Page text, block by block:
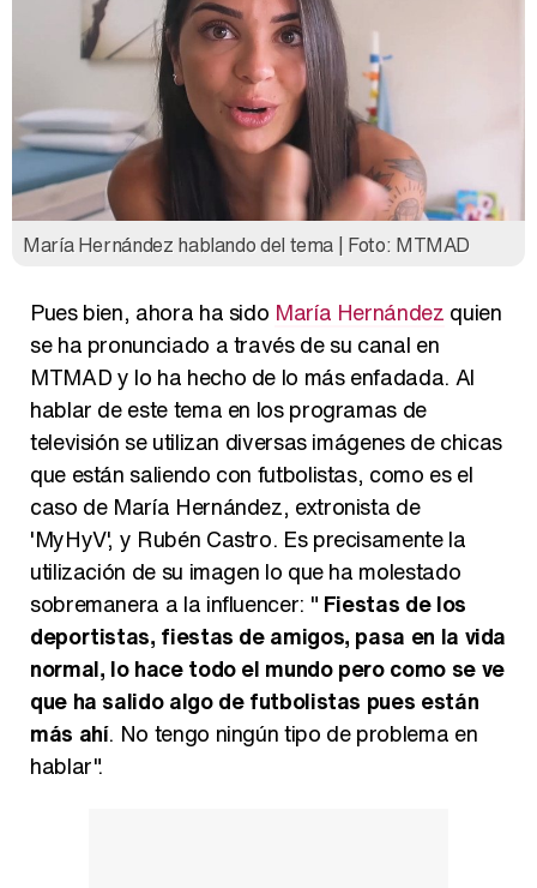
María Hernández hablando del tema | Foto: MTMAD
Pues bien, ahora ha sido María Hernández quien
se ha pronunciado a través de su canal en
MTMAD y lo ha hecho de lo más enfadada. Al
hablar de este tema en los programas de
televisión se utilizan diversas imágenes de chicas
que están saliendo con futbolistas, como es el
caso de María Hernández, extronista de
'MyHyV', y Rubén Castro. Es precisamente la
utilización de su imagen lo que ha molestado
sobremanera a la influencer: " Fiestas de los
deportistas, fiestas de amigos, pasa en la vida
normal, lo hace todo el mundo pero como se ve
que ha salido algo de futbolistas pues están
más ahí. No tengo ningún tipo de problema en
hablar".